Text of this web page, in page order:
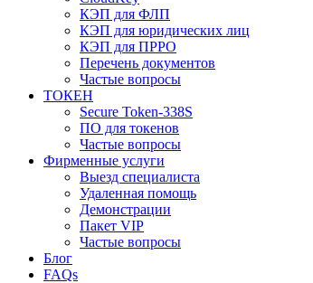
КЭП для ФЛП
КЭП для юридических лиц
КЭП для ПРРО
Перечень документов
Частые вопросы
ТОКЕН
Secure Token-338S
ПО для токенов
Частые вопросы
Фирменные услуги
Выезд специалиста
Удаленная помощь
Демонстрации
Пакет VIP
Частые вопросы
Блог
FAQs